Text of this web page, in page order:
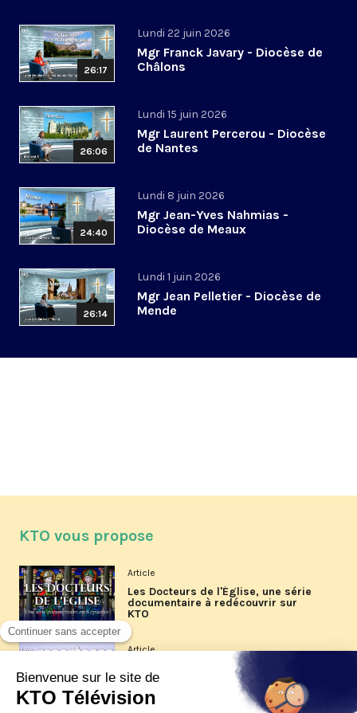
26:17
Lundi 22 juin 2026
Mgr Franck Javary - Diocèse de
Châlons
26:06
Lundi 15 juin 2026
Mgr Laurent Percerou - Diocèse
de Nantes
24:40
Lundi 8 juin 2026
Mgr Jean-Yves Nahmias -
Diocèse de Meaux
26:14
Lundi 1 juin 2026
Mgr Jean Pelletier - Diocèse de
Mende
KTO vous propose
Article
Les Docteurs de l'Église, une série
documentaire à redécouvrir sur
KTO
Article
Les reportages d'été 2026 de KTO